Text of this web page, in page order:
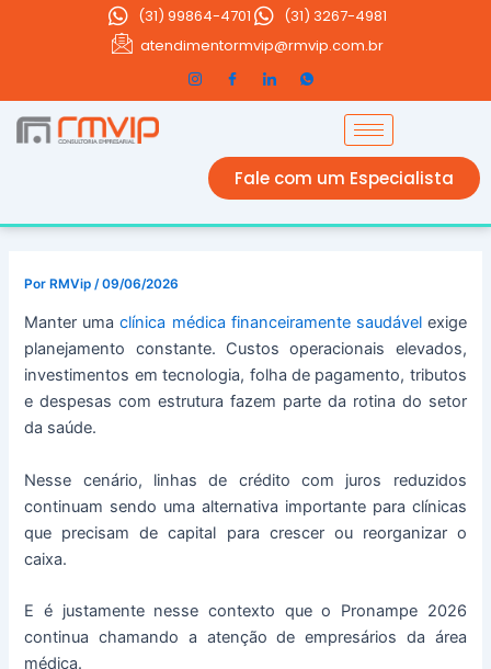
(31) 99864-4701
(31) 3267-4981
atendimentormvip@rmvip.com.br
Fale com um Especialista
PorRMVip /09/06/2026
Manter umaclínica médica financeiramente saudávelexige
planejamento constante. Custos operacionais elevados,
investimentos em tecnologia, folha de pagamento, tributos
e despesas com estrutura fazem parte da rotina do setor
da saúde.
Nesse cenário, linhas de crédito com juros reduzidos
continuam sendo uma alternativa importante para clínicas
que precisam de capital para crescer ou reorganizar o
caixa.
E é justamente nesse contexto que o Pronampe 2026
continua chamando a atenção de empresários da área
médica.